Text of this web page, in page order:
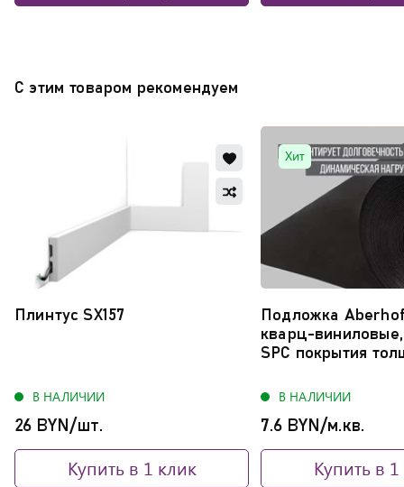
С этим товаром рекомендуем
Плинтус SX157
Добавить
в
избранное
Обновляю
список...
Добавить
в
сравнение
В НАЛИЧИИ
26 BYN/шт.
Купить в 1 клик
Хит
Подложка
кварц-
SPC покрытия
В НАЛИЧИИ
7.6 BYN/м.кв.
Купить в